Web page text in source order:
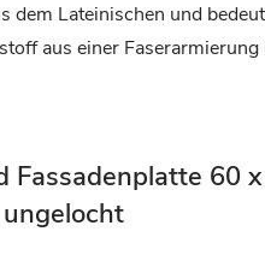
Lateinischen und
aus einer
Fassadenplatte 60